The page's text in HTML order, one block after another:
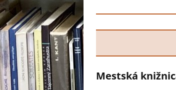
na
Mestská